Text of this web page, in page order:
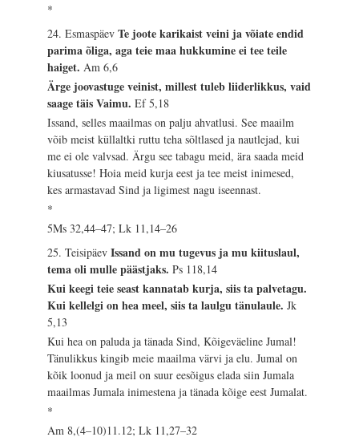
*
24. EsmaspäevTe joote karikaist veini ja võiate endid
parima õliga, aga teie maa hukkumine ei tee teile
haiget.Am 6,6
Ärge joovastuge veinist, millest tuleb liiderlikkus, vaid
saage täis Vaimu.Ef 5,18
Issand, selles maailmas on palju ahvatlusi. See maailm
võib meist küllaltki ruttu teha sõltlased ja nautlejad, kui
me ei ole valvsad. Ärgu see tabagu meid, ära saada meid
kiusatusse! Hoia meid kurja eest ja tee meist inimesed,
kes armastavad Sind ja ligimest nagu iseennast.
*
5Ms 32,44–47; Lk 11,14–26
25. TeisipäevIssand on mu tugevus ja mu kiituslaul,
tema oli mulle päästjaks.Ps 118,14
Kui keegi teie seast kannatab kurja, siis ta palvetagu.
Kui kellelgi on hea meel, siis ta laulgu tänulaule.Jk
5,13
Kui hea on paluda ja tänada Sind, Kõigeväeline Jumal!
Tänulikkus kingib meie maailma värvi ja elu. Jumal on
kõik loonud ja meil on suur eesõigus elada siin Jumala
maailmas Jumala inimestena ja tänada kõige eest Jumalat.
*
Am 8,(4–10)11.12; Lk 11,27–32